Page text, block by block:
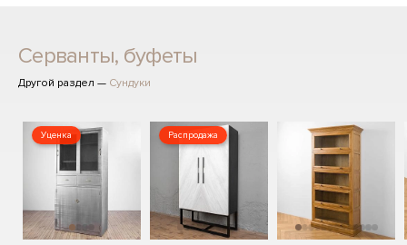
Серванты, буфеты
Другой раздел — Сундуки
Уценка Распродажа